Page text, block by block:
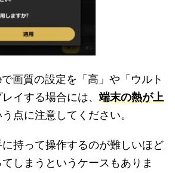
画質の設定を「高」や「ウルト
イする場合には、 端末の熱が上
う点に注意してください。
持って操作するのが難しいほど
しまうというケースもありま